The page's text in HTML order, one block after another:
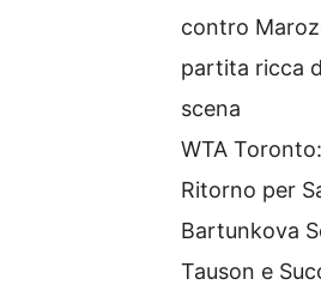
contro
partita ricca
scena
WTA
Ritorno per
Bartunkova
Tauson e